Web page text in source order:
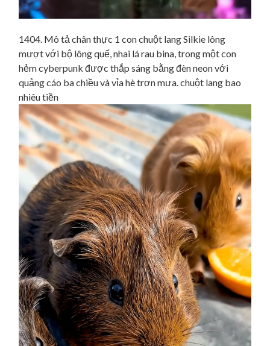
1404. Mô tả chân thực 1 con chuột lang Silkie lông
mượt với bộ lông quế, nhai lá rau bina, trong một con
hẻm cyberpunk được thắp sáng bằng đèn neon với
quảng cáo ba chiều và vỉa hè trơn mưa. chuột lang bao
nhiêu tiền